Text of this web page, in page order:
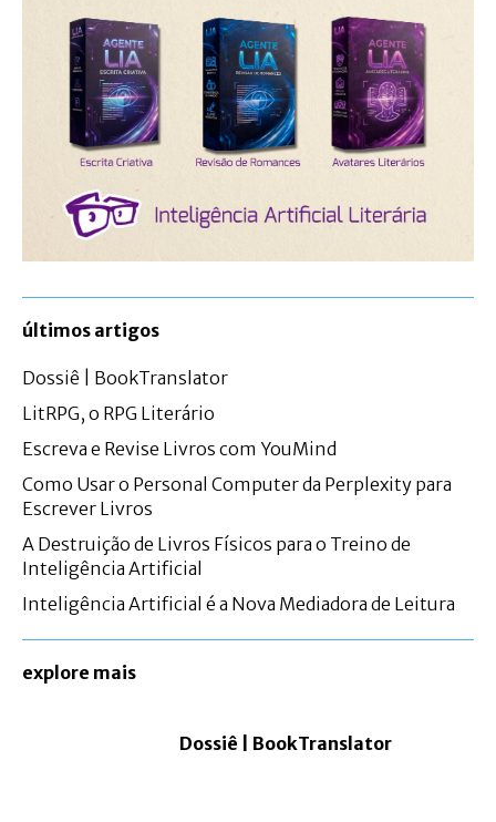
últimos artigos
Dossiê | BookTranslator
LitRPG, o RPG Literário
Escreva e Revise Livros com YouMind
Como Usar o Personal Computer da Perplexity para
Escrever Livros
A Destruição de Livros Físicos para o Treino de
Inteligência Artificial
Inteligência Artificial é a Nova Mediadora de Leitura
explore mais
Dossiê | BookTranslator